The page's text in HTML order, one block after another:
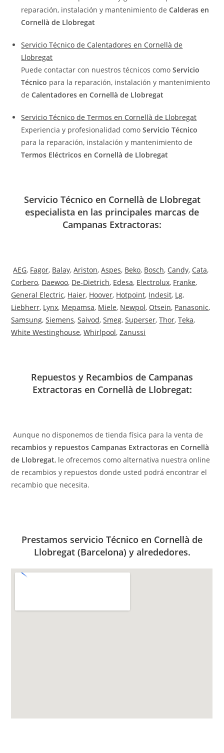
reparación, instalación y mantenimiento deCalderas en
Cornellà de Llobregat
Servicio Técnico de Calentadores en Cornellà de
Llobregat
Puede contactar con nuestros técnicos comoServicio
Técnico para la reparación, instalación y mantenimiento
deCalentadores en Cornellà de Llobregat
Servicio Técnico de Termos en Cornellà de Llobregat
Experiencia y profesionalidad comoServicio Técnico
para la reparación, instalación y mantenimiento de
Termos Eléctricos en Cornellà de Llobregat
Servicio Técnico en Cornellà de Llobregat
especialista en las principales marcas de
Campanas Extractoras:
AEG, Fagor, Balay,Ariston,Aspes, Beko, Bosch, Candy, Cata,
Corbero, Daewoo, De-Dietrich, Edesa, Electrolux, Franke,
General Electric, Haier, Hoover, Hotpoint, Indesit, Lg,
Liebherr, Lynx, Mepamsa, Miele, Newpol, Otsein, Panasonic,
Samsung,Siemens,Saivod,Smeg,Superser,Thor,Teka,
White Westinghouse,Whirlpool,Zanussi
Repuestos y Recambios de Campanas
Extractoras en Cornellà de Llobregat:
Aunque no disponemos de tienda física para la venta de
recambios y repuestos Campanas Extractoras en Cornellà
de Llobregat, le ofrecemos como alternativa nuestra online
de recambios y repuestos donde usted podrá encontrar el
recambio que necesita.
Prestamos servicio Técnico en Cornellà de
Llobregat (Barcelona) y alrededores.